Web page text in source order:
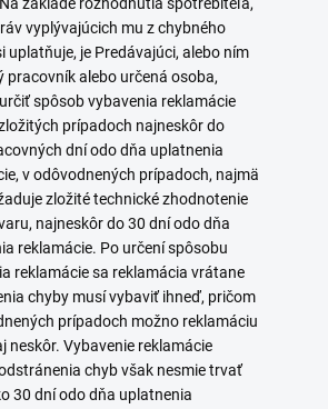
vyplývajúcich mu z chybného
uplatňuje, je Predávajúci, alebo ním
pracovník alebo určená osoba,
spôsob vybavenia reklamácie
prípadoch najneskôr do
dní odo dňa uplatnenia
v odôvodnených prípadoch, najmä
zložité technické zhodnotenie
najneskôr do 30 dní odo dňa
reklamácie. Po určení spôsobu
reklamácie sa reklamácia vrátane
chyby musí vybaviť ihneď, pričom
prípadoch možno reklamáciu
neskôr. Vybavenie reklamácie
chyb však nesmie trvať
30 dní odo dňa uplatnenia